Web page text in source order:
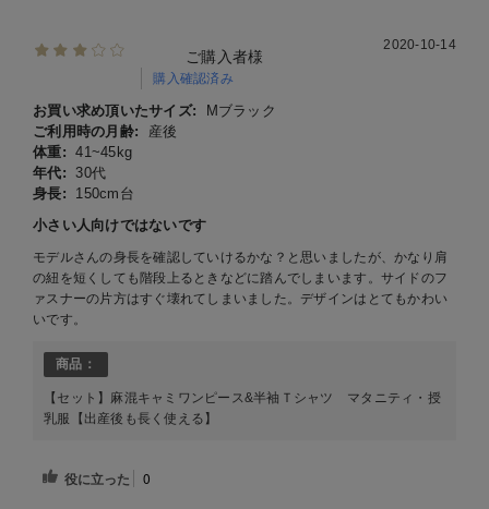
ご購入者様
購入確認済み
2020-10-14
お買い求め頂いたサイズ:
Mブラック
ご利用時の月齢:
産後
体重: 41~45kg
年代:
30代
身長:
150cm台
小さい人向けではないです
モデルさんの身長を確認していけるかな？と思いましたが、かなり肩
の紐を短くしても階段上るときなどに踏んでしまいます。サイドのフ
ァスナーの片方はすぐ壊れてしまいました。デザインはとてもかわい
いです。
商品：
【セット】麻混キャミワンピース&半袖Ｔシャツ マタニティ・授
乳服【出産後も長く使える】
役に立った 0